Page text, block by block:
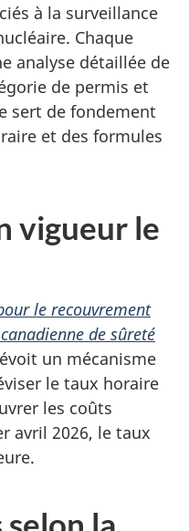
à la surveillance
Chaque
analyse détaillée de
de permis et
sert de fondement
et des formules
vigueur le
le recouvrement
de sûreté
un mécanisme
le taux horaire
les coûts
avril 2026, le taux
la